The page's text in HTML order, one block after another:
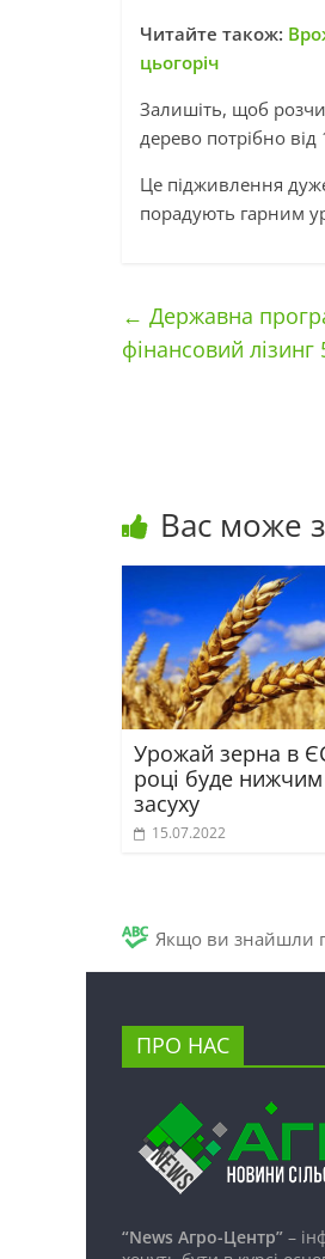
Читайте також:
цьогоріч
Залишіть, щоб
дерево потрібно від
Це підживлення
порадують гарним
← Державна
фінансовий лізинг
Вас може
Урожай зерна в
році буде
засуху
15.07.2022
Якщо ви знайшли
ПРО НАС
“News Агро-Центр” –